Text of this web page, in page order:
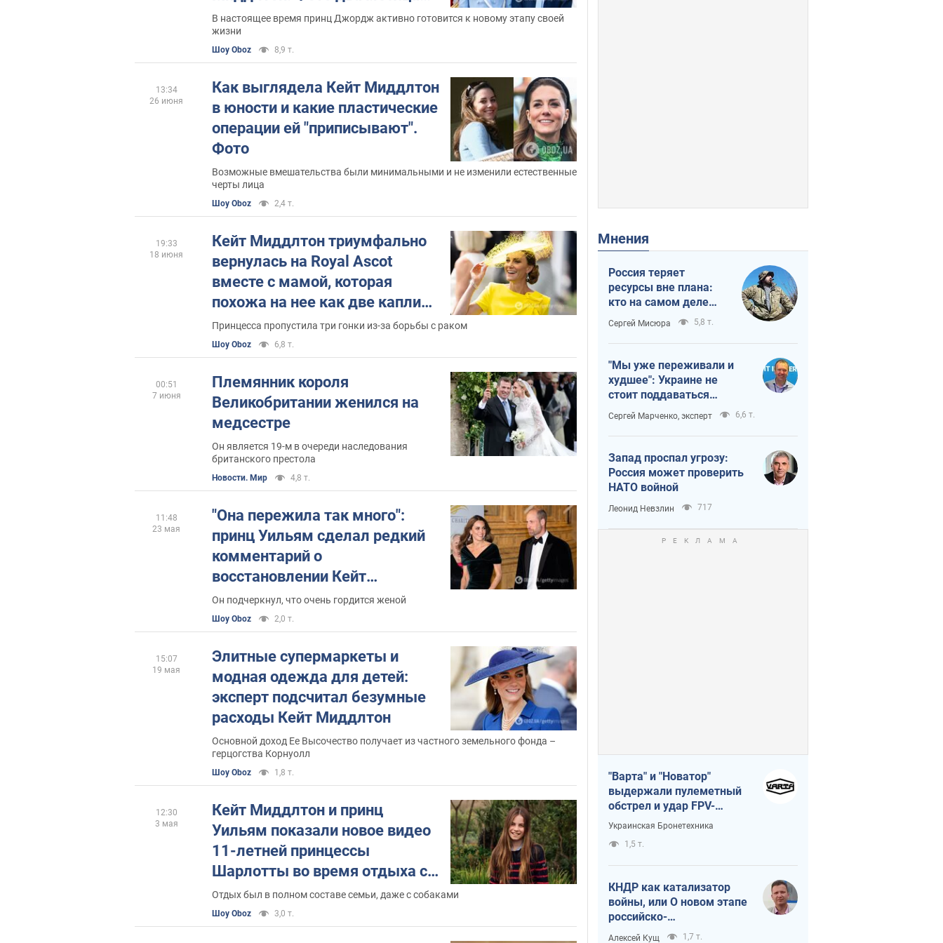
назад и сейчас
В настоящее время принц Джордж активно готовится к новому этапу своей
жизни
Шоу Oboz 8,9 т.
Как выглядела Кейт Миддлтон
в юности и какие пластические
операции ей "приписывают".
Фото
Возможные вмешательства были минимальными и не изменили естественные
черты лица
Шоу Oboz 2,4 т.
13:34
26 июня
Кейт Миддлтон триумфально
вернулась на Royal Ascot
вместе с мамой, которая
похожа на нее как две капли
воды. Фото
Принцесса пропустила три гонки из-за борьбы с раком
Шоу Oboz 6,8 т.
19:33
18 июня
Племянник короля
Великобритании женился на
медсестре
Он является 19-м в очереди наследования
британского престола
Новости. Мир 4,8 т.
00:51
7 июня
"Она пережила так много":
принц Уильям сделал редкий
комментарий о
восстановлении Кейт
Миддлтон после борьбы с
раком
Он подчеркнул, что очень гордится женой
Шоу Oboz 2,0 т.
11:48
23 мая
Элитные супермаркеты и
модная одежда для детей:
эксперт подсчитал безумные
расходы Кейт Миддлтон
Основной доход Ее Высочество получает из частного земельного фонда –
герцогства Корнуолл
Шоу Oboz 1,8 т.
15:07
19 мая
Кейт Миддлтон и принц
Уильям показали новое видео
11-летней принцессы
Шарлотты во время отдыха с
родителями вне камер
Отдых был в полном составе семьи, даже с собаками
Шоу Oboz 3,0 т.
12:30
3 мая
Мнения
Россия теряет
ресурсы вне плана:
кто на самом деле
диктует темп войны
Сергей Мисюра 5,8 т.
"Мы уже переживали и
худшее": Украине не
стоит поддаваться
отчаянию из-за
ракетного террора
Сергей Марченко, эксперт 6,6 т.
Запад проспал угрозу:
Россия может проверить
НАТО войной
Леонид Невзлин 717
"Варта" и "Новатор"
выдержали пулеметный
обстрел и удар FPV-
дрона, сохранив жизнь
Украинская Бронетехника
1,5 т.
КНДР как катализатор
войны, или О новом этапе
российско-
северокорейского союза
Алексей Кущ 1,7 т.